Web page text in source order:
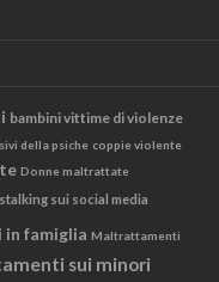
bambini vittime di violenze
della psiche coppie violente
Donne maltrattate
sui social media
famiglia Maltrattamenti
sui minori